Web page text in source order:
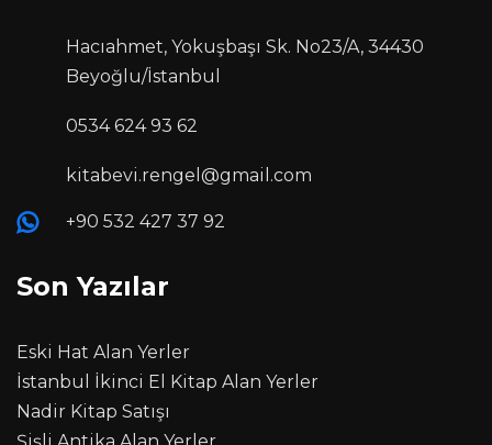
Hacıahmet, Yokuşbaşı Sk. No23/A, 34430
Beyoğlu/İstanbul
0534 624 93 62
kitabevi.rengel@gmail.com
+90 532 427 37 92
Son Yazılar
Eski Hat Alan Yerler
İstanbul İkinci El Kitap Alan Yerler
Nadir Kitap Satışı
Şişli Antika Alan Yerler